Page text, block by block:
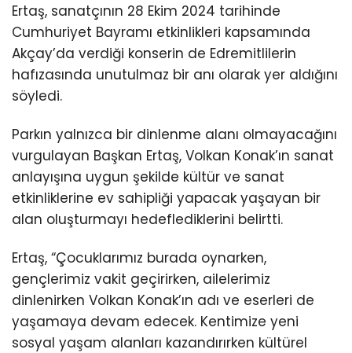
Ertaş, sanatçının 28 Ekim 2024 tarihinde
Cumhuriyet Bayramı etkinlikleri kapsamında
Akçay’da verdiği konserin de Edremitlilerin
hafızasında unutulmaz bir anı olarak yer aldığını
söyledi.
Parkın yalnızca bir dinlenme alanı olmayacağını
vurgulayan Başkan Ertaş, Volkan Konak’ın sanat
anlayışına uygun şekilde kültür ve sanat
etkinliklerine ev sahipliği yapacak yaşayan bir
alan oluşturmayı hedeflediklerini belirtti.
Ertaş, “Çocuklarımız burada oynarken,
gençlerimiz vakit geçirirken, ailelerimiz
dinlenirken Volkan Konak’ın adı ve eserleri de
yaşamaya devam edecek. Kentimize yeni
sosyal yaşam alanları kazandırırken kültürel